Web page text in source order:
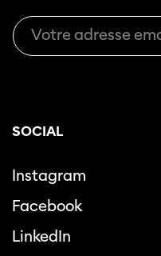
SOCIAL
Instagram
Facebook
LinkedIn